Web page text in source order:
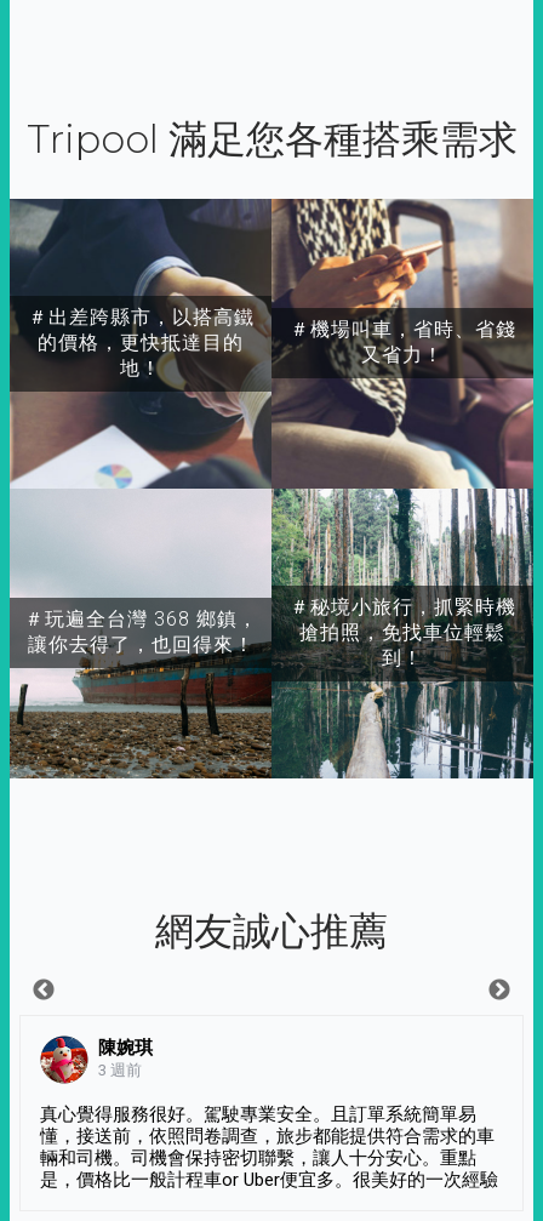
Tripool 滿足您各種搭乘需求
＃出差跨縣市，以搭高鐵
的價格，更快抵達目的
地！
＃玩遍全台灣 368 鄉鎮，
讓你去得了，也回得來！
＃秘境小旅行，抓緊時機
搶拍照，免找車位輕鬆
到！
＃機場叫車，省時、省錢
又省力！
網友誠心推薦
陳婉琪
3 週前
真心覺得服務很好。駕駛專業安全。且訂單系統簡單易
懂，接送前，依照問卷調查，旅步都能提供符合需求的車
輛和司機。司機會保持密切聯繫，讓人十分安心。重點
是，價格比一般計程車or Uber便宜多。很美好的一次經驗